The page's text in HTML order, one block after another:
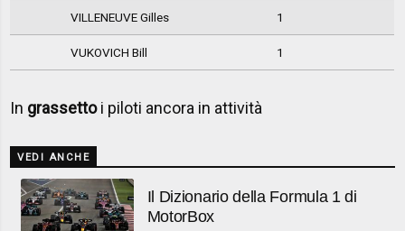
VILLENEUVE Gilles 1
VUKOVICH Bill 1
In grassettoi piloti ancora in attività
VEDI ANCHE
Il Dizionario della Formula 1 di
MotorBox